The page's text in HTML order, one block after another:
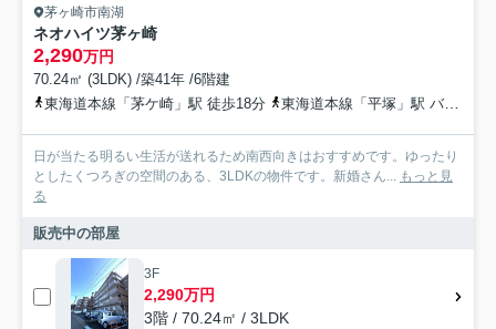
茅ヶ崎市南湖
ネオハイツ茅ヶ崎
2,290万円
70.24㎡ (3LDK) /築41年 /6階建
東海道本線「茅ケ崎」駅 徒歩18分
東海道本線「平塚」駅 バス13分 神奈川中央交通「茶屋町（神奈川県）」 停歩3分
日が当たる明るい生活が送れるため南西向きはおすすめです。ゆったり
としたくつろぎの空間のある、3LDKの物件です。新婚さん... もっと見
る
販売中の部屋
3F
2,290万円
3階 / 70.24㎡ / 3LDK